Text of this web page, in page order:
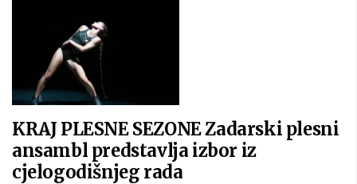
KRAJ PLESNE SEZONE Zadarski plesni
ansambl predstavlja izbor iz
cjelogodišnjeg rada